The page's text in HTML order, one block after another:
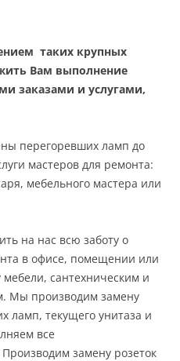
таких крупных
Вам выполнение
заказами и услугами,
перегоревших ламп до
мастеров для ремонта:
мебельного мастера или
на нас всю заботу о
в офисе, помещении или
сантехническим и
Мы производим замену
ламп, текущего унитаза и
все
замену розеток